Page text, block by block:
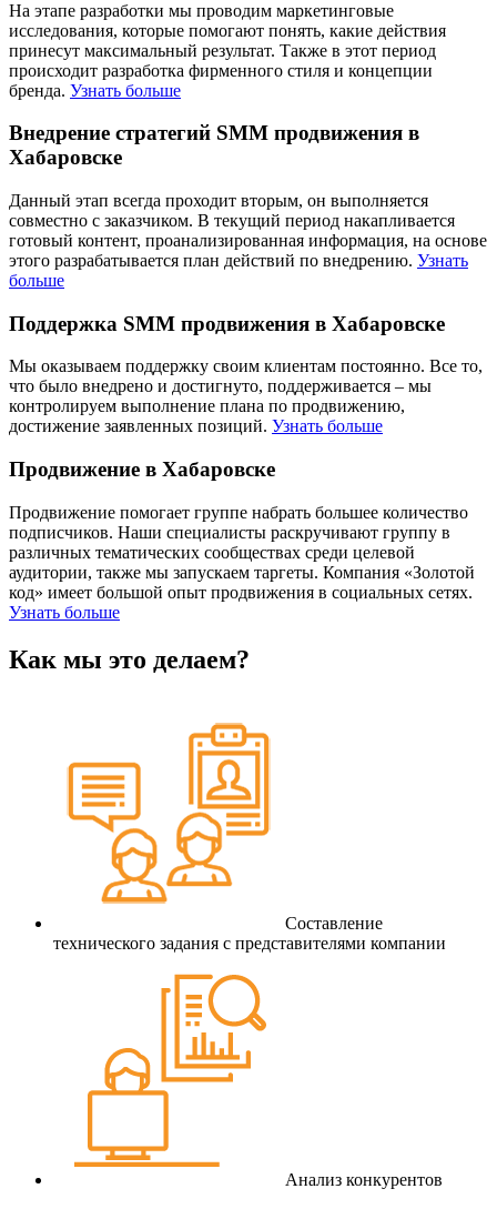
На этапе разработки мы проводим маркетинговые
исследования, которые помогают понять, какие действия
принесут максимальный результат. Также в этот период
происходит разработка фирменного стиля и концепции
бренда. Узнать больше
Внедрение стратегий SMM продвижения в
Хабаровске
Данный этап всегда проходит вторым, он выполняется
совместно с заказчиком. В текущий период накапливается
готовый контент, проанализированная информация, на основе
этого разрабатывается план действий по внедрению. Узнать
больше
Поддержка SMM продвижения в Хабаровске
Мы оказываем поддержку своим клиентам постоянно. Все то,
что было внедрено и достигнуто, поддерживается – мы
контролируем выполнение плана по продвижению,
достижение заявленных позиций. Узнать больше
Продвижение в Хабаровске
Продвижение помогает группе набрать большее количество
подписчиков. Наши специалисты раскручивают группу в
различных тематических сообществах среди целевой
аудитории, также мы запускаем таргеты. Компания «Золотой
код» имеет большой опыт продвижения в социальных сетях.
Узнать больше
Как мы это делаем?
Составление
технического задания с представителями компании
Анализ конкурентов